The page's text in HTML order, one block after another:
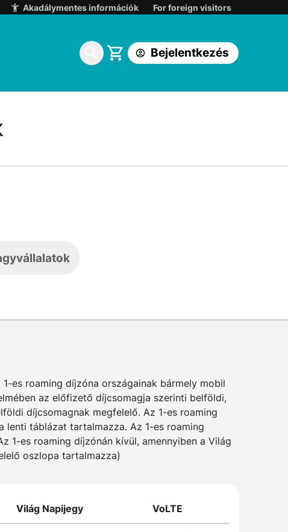
Akadálymentes információk For foreign visitors
Bejelentkezés
Belépés:
One földfelszíni TV ügyfélkapuba
es roaming díjzóna országainak bármely mobil
az előfizető díjcsomagja szerinti belföldi,
díjcsomagnak megfelelő. Az 1-es roaming
lenti táblázat tartalmazza. Az 1-es roaming
1-es roaming díjzónán kívül, amennyiben a Világ
oszlopa tartalmazza)
Világ Napijegy VoLTE